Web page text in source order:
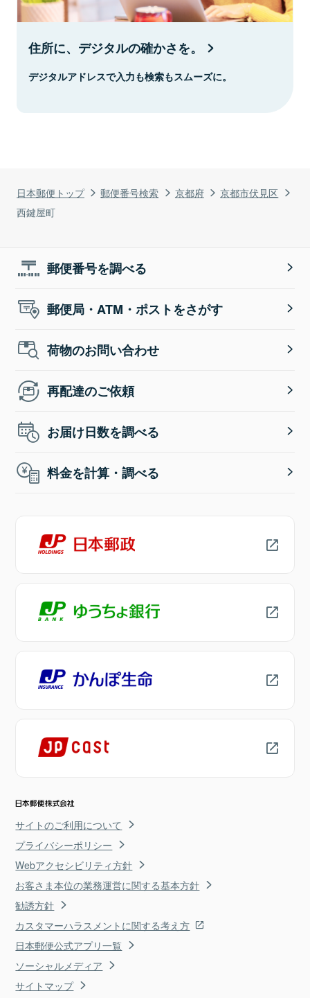
日本郵便トップ 郵便番号検索 京都府
京都市伏見区
西鍵屋町
住所に、デジタルの確かさを。
デジタルアドレスで入力も検索もスムーズに。
郵便番号を調べる
郵便局・ATM・ポストをさがす
荷物のお問い合わせ
再配達のご依頼
お届け日数を調べる
料金を計算・調べる
サイトのご利用について
プライバシーポリシー
Webアクセシビリティ方針
お客さま本位の業務運営に関する基本方針
勧誘方針
カスタマーハラスメントに関する考え方
日本郵便公式アプリ一覧
ソーシャルメディア
サイトマップ